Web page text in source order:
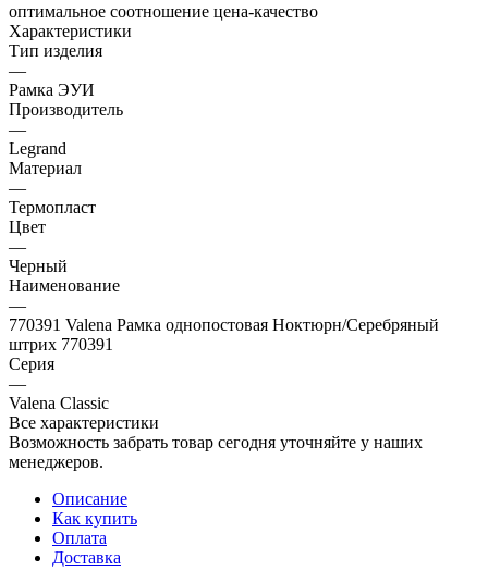
оптимальное соотношение цена-качество
Характеристики
Тип изделия
—
Рамка ЭУИ
Производитель
—
Legrand
Материал
—
Термопласт
Цвет
—
Черный
Наименование
—
770391 Valena Рамка однопостовая Ноктюрн/Серебряный
штрих 770391
Серия
—
Valena Classic
Все характеристики
Возможность забрать товар сегодня уточняйте у наших
менеджеров.
Описание
Как купить
Оплата
Доставка